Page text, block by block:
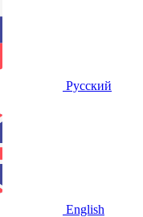
Русский
English